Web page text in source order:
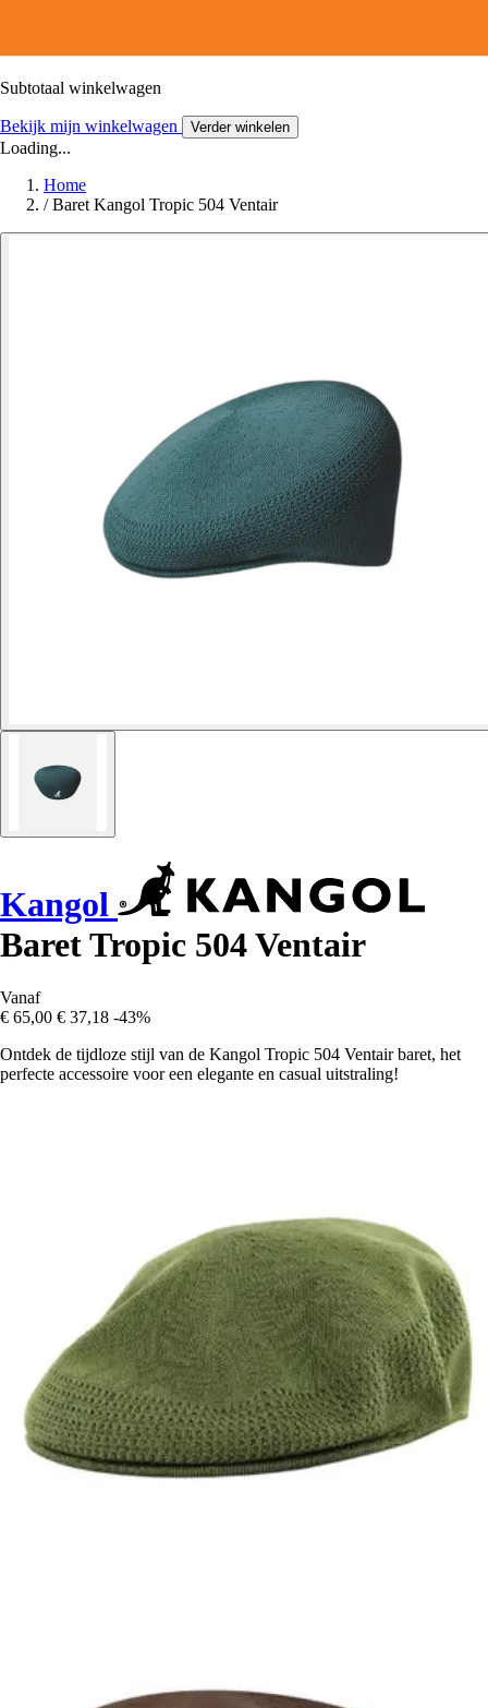
Subtotaal winkelwagen
Bekijk mijn winkelwagen Verder winkelen
Loading...
Home
/ Baret Kangol Tropic 504 Ventair
Kangol
Baret Tropic 504 Ventair
Vanaf
€ 65,00 € 37,18 -43%
Ontdek de tijdloze stijl van de Kangol Tropic 504 Ventair baret, het
perfecte accessoire voor een elegante en casual uitstraling!